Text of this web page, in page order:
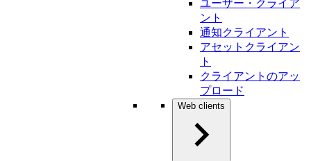
ユーザー・クライア
ント
通知クライアント
アセットクライアン
ト
クライアントのアッ
プロード
Web clients